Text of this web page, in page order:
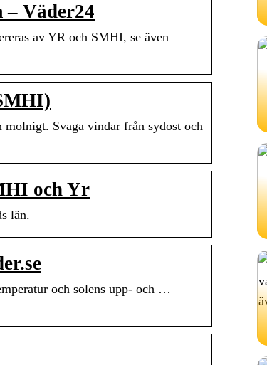
– Väder24
av YR och SMHI, se även
Svaga vindar från sydost och
och Yr
län.
och solens upp- och …